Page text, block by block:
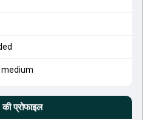
की प्रोफाइल